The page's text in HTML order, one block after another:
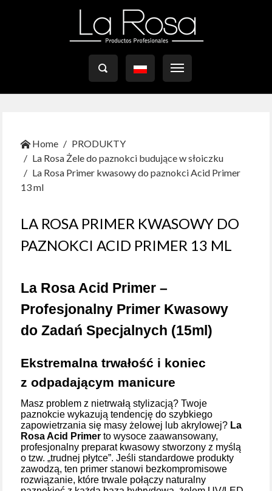

Home
PRODUKTY
La Rosa Żele do paznokci budujące w słoiczku
La Rosa Primer kwasowy do paznokci Acid Primer
13 ml
LA ROSA PRIMER KWASOWY DO
PAZNOKCI ACID PRIMER 13 ML
La Rosa Acid Primer –
Profesjonalny Primer Kwasowy
do Zadań Specjalnych (15ml)
Ekstremalna trwałość i koniec
z odpadającym manicure
Masz problem z nietrwałą stylizacją? Twoje
paznokcie wykazują tendencję do szybkiego
zapowietrzania się masy żelowej lub akrylowej? La
Rosa Acid Primer to wysoce zaawansowany,
profesjonalny preparat kwasowy stworzony z myślą
o tzw. „trudnej płytce”. Jeśli standardowe produkty
zawodzą, ten primer stanowi bezkompromisowe
rozwiązanie, które trwale połączy naturalny